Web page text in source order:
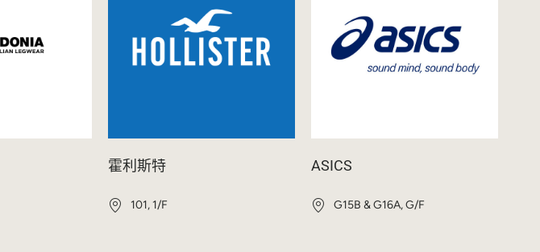
霍利斯特
101, 1/F
ASICS
G15B & G16A, G/F